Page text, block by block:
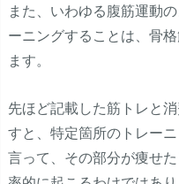
また、いわゆる腹筋運動
ーニングすることは、骨
ます。
先ほど記載した筋トレと
すと、特定箇所のトレー
言って、その部分が痩せ